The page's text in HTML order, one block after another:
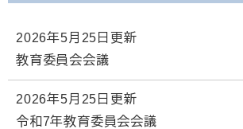
2026年5月25日更新
教育委員会会議
2026年5月25日更新
令和7年教育委員会会議